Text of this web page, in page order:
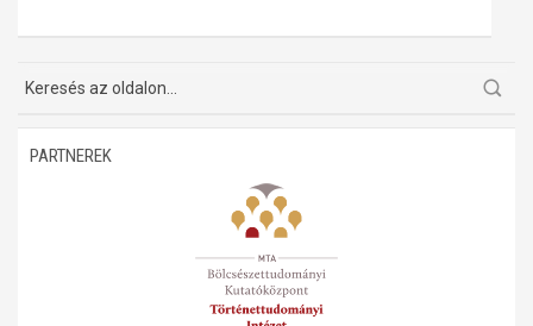
A trianoni szerződés
PARTNEREK